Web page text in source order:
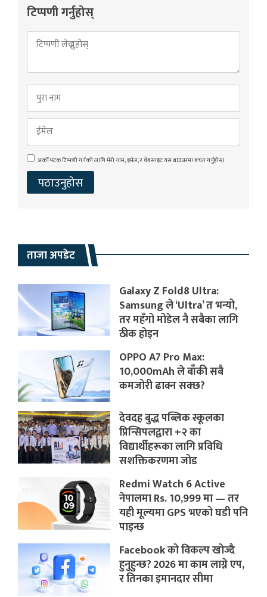
टिप्पणी गर्नुहोस्
अर्को पटक टिप्पणी गर्नको लागि मेरो नाम, इमेल, र वेबसाइट यस ब्राउजरमा बचत गर्नुहोस्।
ताजा अपडेट
Galaxy Z Fold8 Ultra:
Samsung ले ‘Ultra’ त भन्यो,
तर महँगो मोडेल नै सबैका लागि
ठीक होइन
OPPO A7 Pro Max:
10,000mAh ले बाँकी सबै
कमजोरी ढाक्न सक्छ?
देवदह बुद्ध पब्लिक स्कूलका
प्रिन्सिपलद्वारा +२ का
विद्यार्थीहरूका लागि प्रविधि
सशक्तिकरणमा जोड
Redmi Watch 6 Active
नेपालमा Rs. 10,999 मा — तर
यही मूल्यमा GPS भएको घडी पनि
पाइन्छ
Facebook को विकल्प खोज्दै
हुनुहुन्छ? 2026 मा काम लाग्ने एप,
र तिनका इमानदार सीमा